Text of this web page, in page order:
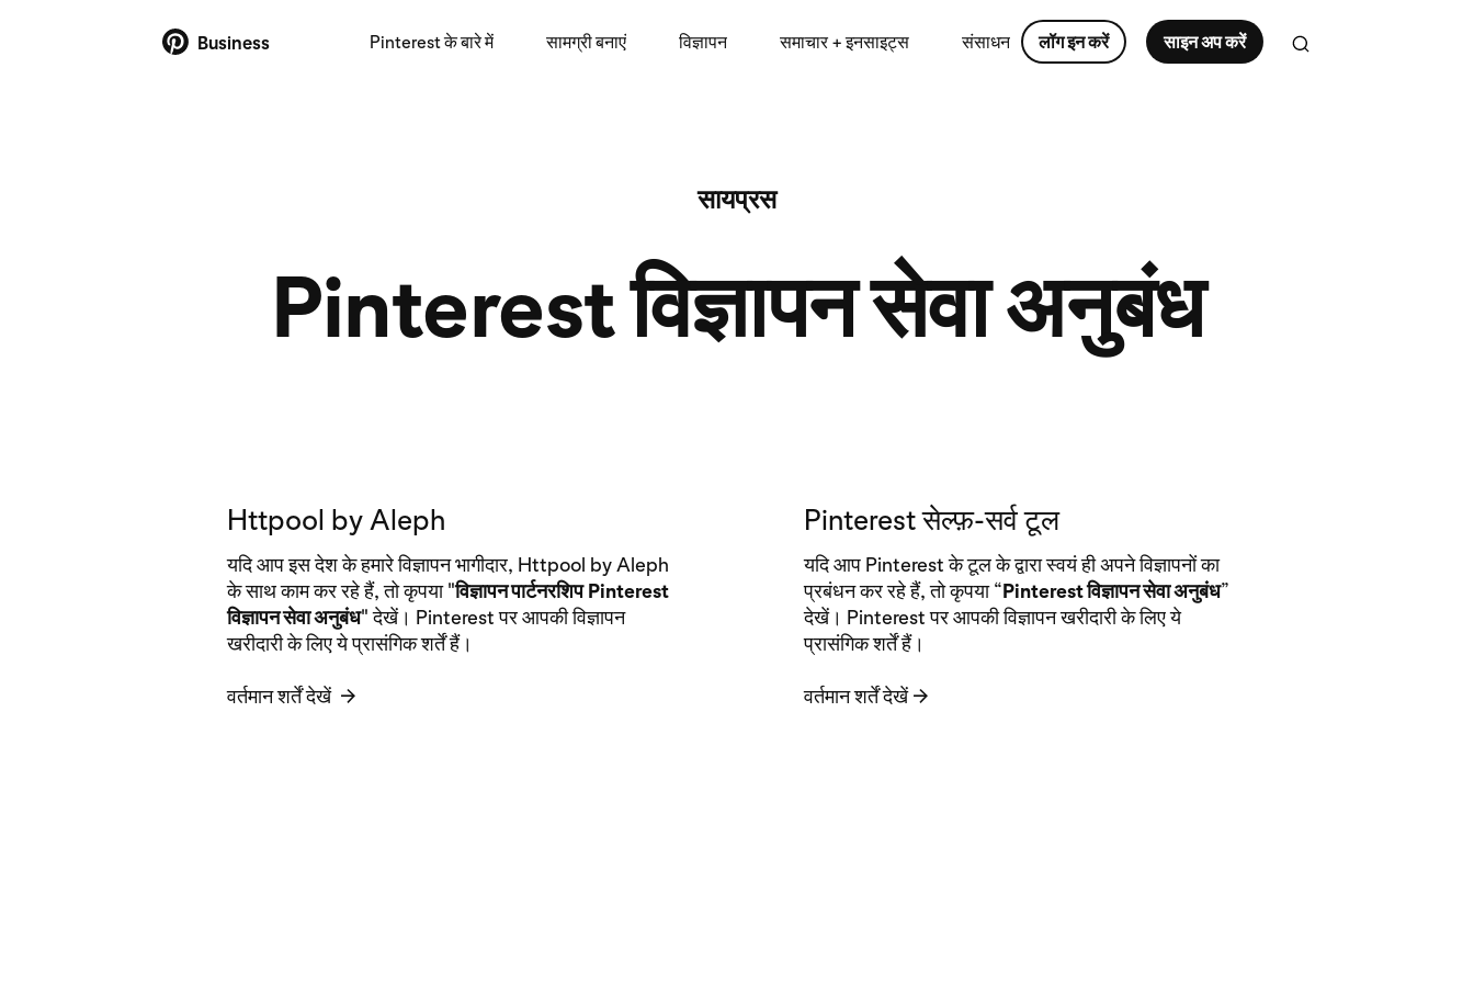
Business Pinterest के बारे में सामग्री बनाएं विज्ञापन समाचार + इनसाइट्स संसाधन लॉग इन करें साइन अप करें
सायप्रस
Pinterest विज्ञापन सेवा अनुबंध
Httpool by Aleph
यदि आप इस देश के हमारे विज्ञापन भागीदार, Httpool by Aleph
के साथ काम कर रहे हैं, तो कृपया "विज्ञापन पार्टनरशिप Pinterest
विज्ञापन सेवा अनुबंध" देखें। Pinterest पर आपकी विज्ञापन
खरीदारी के लिए ये प्रासंगिक शर्तें हैं।
वर्तमान शर्तें देखें →
Pinterest सेल्फ़-सर्व टूल
यदि आप Pinterest के टूल के द्वारा स्वयं ही अपने विज्ञापनों का
प्रबंधन कर रहे हैं, तो कृपया “Pinterest विज्ञापन सेवा अनुबंध”
देखें। Pinterest पर आपकी विज्ञापन खरीदारी के लिए ये
प्रासंगिक शर्तें हैं।
वर्तमान शर्तें देखें →